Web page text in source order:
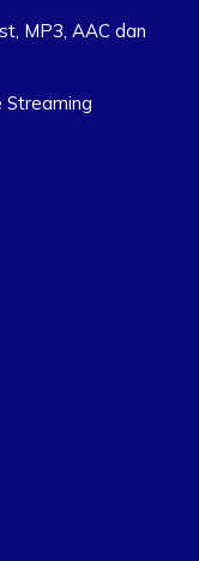
MP3, AAC dan
Streaming